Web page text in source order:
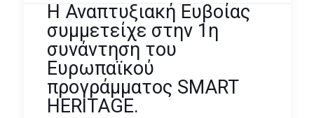
Η Αναπτυξιακή Ευβοίας
συμμετείχε στην 1η
συνάντηση του
Ευρωπαϊκού
προγράμματος SMART
HERITAGE.